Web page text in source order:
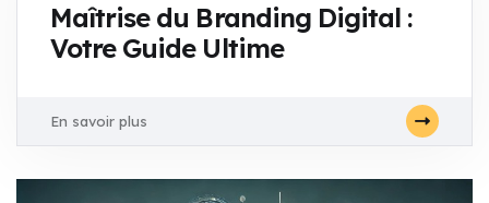
Maîtrise du Branding Digital :
Votre Guide Ultime
En savoir plus